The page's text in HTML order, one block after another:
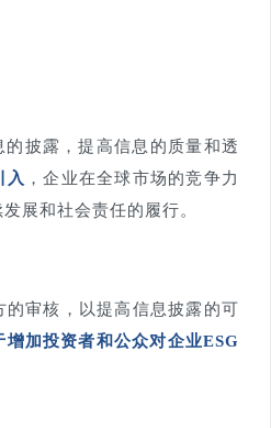
的披露，提高信息的质量和透
入 ，企业在全球市场的竞争力
展和社会责任的履行。
审核，以提高信息披露的可
增加投资者和公众对企业ESG